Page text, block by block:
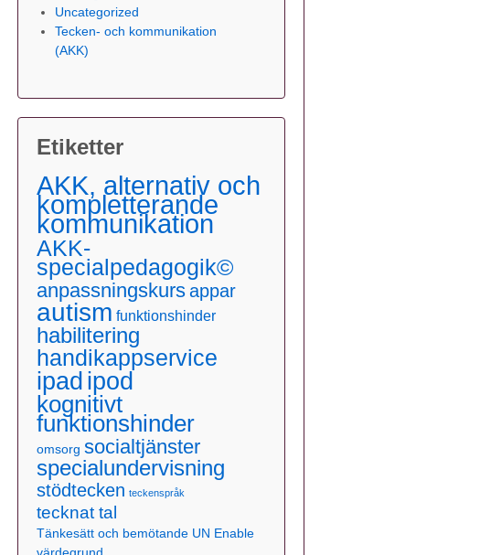
Uncategorized
Tecken- och kommunikation
(AKK)
Etiketter
AKK, alternativ och
kompletterande
kommunikation
AKK-
specialpedagogik©
anpassningskursappar
autism funktionshinder
habilitering
handikappservice
ipadipod
kognitivt
funktionshinder
omsorg socialtjänster
specialundervisning
stödtecken teckenspråk
tecknat tal
Tänkesätt och bemötande UN Enable